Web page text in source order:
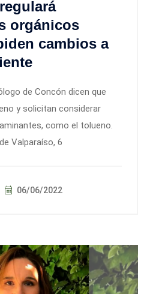
orgánicos
cambios a
de Concón dicen que
y solicitan considerar
como el tolueno.
Valparaíso, 6
06/06/2022